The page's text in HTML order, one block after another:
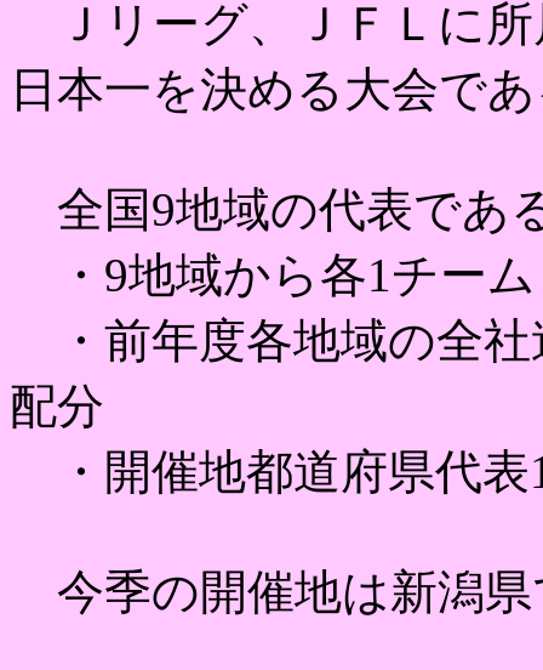
Ｊリーグ、ＪＦＬに
日本一を決める大会で
全国9地域の代表であ
・9地域から各1チーム
・前年度各地域の全社
配分
・開催地都道府県代表
今季の開催地は新潟県